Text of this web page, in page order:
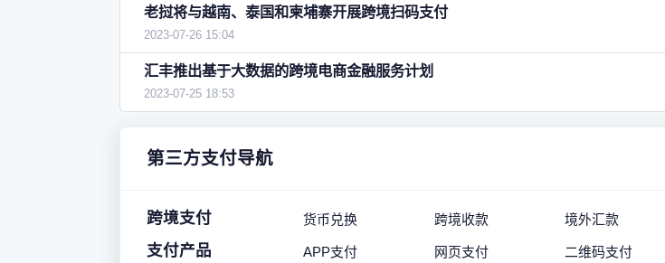
老挝将与越南、泰国和柬埔寨开展跨境扫码支付
2023-07-26 15:04
汇丰推出基于大数据的跨境电商金融服务计划
2023-07-25 18:53
第三方支付导航
跨境支付 货币兑换 跨境收款 境外汇款
支付产品 APP支付 网页支付 二维码支付